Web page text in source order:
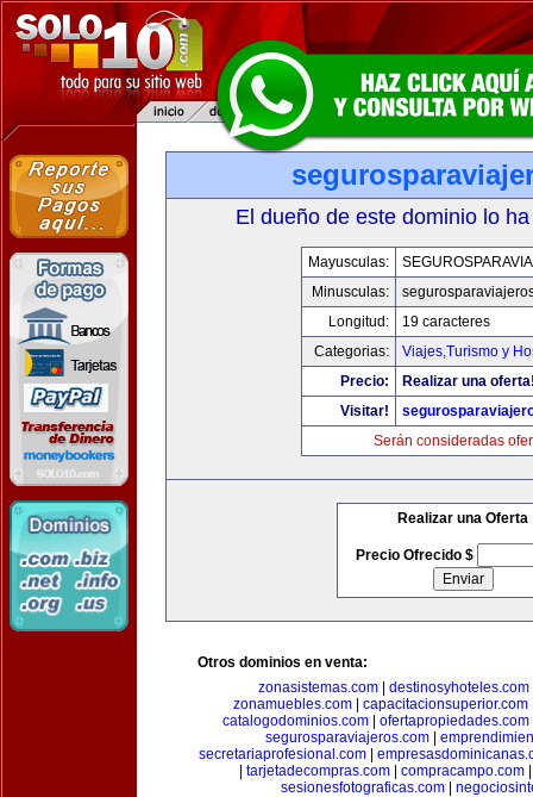
El dueño de este dominio lo
Mayusculas:
Minusculas:
Longitud:
19 caracteres
Categorias:
Viajes,Turismo y
Precio:
Realizar una
Visitar!
Serán consideradas
Realizar una Oferta
Precio Ofrecido $
Otros dominios en venta:
zonasistemas.com| destinosyhoteles.com
zonamuebles.com| capacitacionsuperior.com
catalogodominios.com| ofertapropiedades.com
segurosparaviajeros.com
secretariaprofesional.com|
tarjetadecompras.com compracampo.com
sesionesfotograficas.com